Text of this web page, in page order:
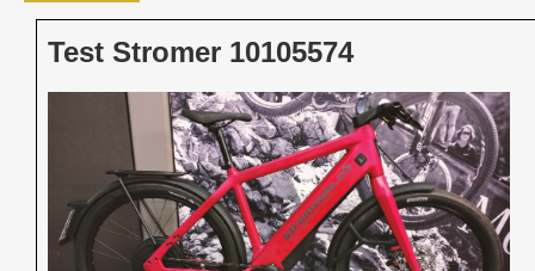
Test Stromer 10105574